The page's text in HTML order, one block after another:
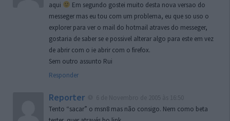
aqui
Em segundo gostei muito desta nova versao do
messeger mas eu tou com um problema, eu que so uso o
explorer para ver o mail do hotmail atraves do messeger,
gostaria de saber se e possivel alterar algo para este em vez
de abrir com o ie abrir com o firefox.
Sem outro assunto Rui
Responder
Reporter
Tento “sacar” o msn8 mas não consigo. Nem como beta